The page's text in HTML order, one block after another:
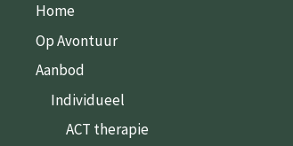
Home
Op Avontuur
Aanbod
Individueel
ACT therapie